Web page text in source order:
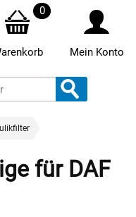
0
Mein Konto
für DAF